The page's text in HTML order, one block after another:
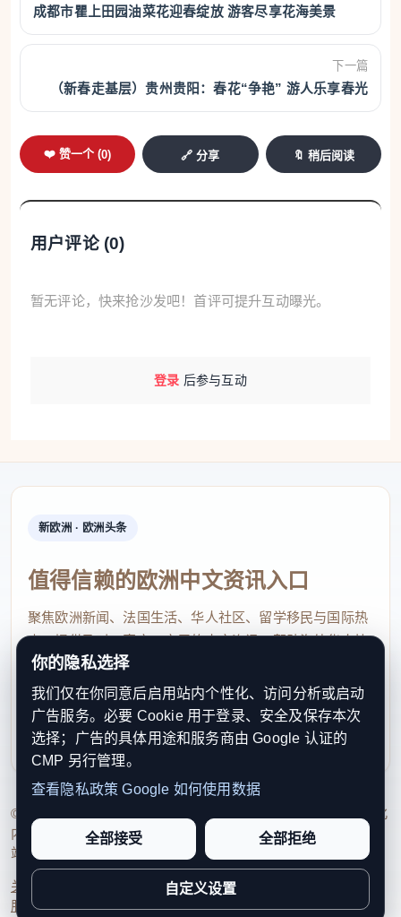
成都市瞿上田园油菜花迎春绽放 游客尽享花海美景
下一篇
（新春走基层）贵州贵阳：春花“争艳” 游人乐享春光
❤️ 赞一个 (0) 🔗 分享 🔖 稍后阅读
用户评论 (0)
暂无评论，快来抢沙发吧！首评可提升互动曝光。
登录 后参与互动
新欧洲 · 欧洲头条
值得信赖的欧洲中文资讯入口
聚焦欧洲新闻、法国生活、华人社区、留学移民与国际热
点，提供及时、真实、实用的中文资讯，帮助海外华人快
速了解欧洲动态。
contact@xinouzhou.com
服务支持、版权与合作：工作日优先处理站务、投稿与权
利通知
© 2026 新欧洲·欧洲头条. All Rights Reserved. 本网站持续优化
内容透明度、联系方式与用户权利说明，以提升品牌信任感和
站点完整度。
关于我们 编辑规范日期归档隐私政策
服务条款联系我们
你的隐私选择
我们仅在你同意后启用站内个性化、访问分析或启动
广告服务。必要 Cookie 用于登录、安全及保存本次
选择；广告的具体用途和服务商由 Google 认证的
CMP 另行管理。
查看隐私政策 Google 如何使用数据
全部接受 全部拒绝
自定义设置